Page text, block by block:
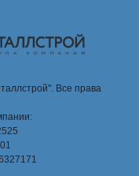
Все права